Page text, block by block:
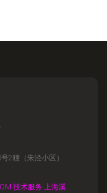
2幢（朱泾小区）
技术服务 上海溪